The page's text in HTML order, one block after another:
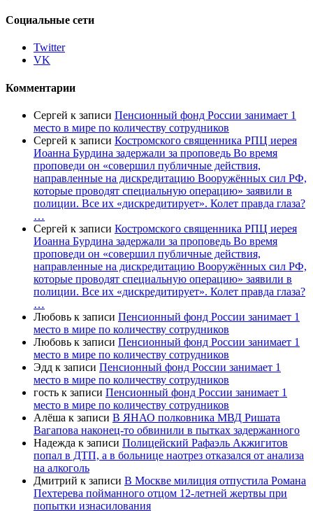
Социальные сети
Twitter
VK
Комментарии
Сергей к записи Пенсионный фонд России занимает 1
место в мире по количеству сотрудников
Сергей к записи Костромского священника РПЦ иерея
Иоанна Бурдина задержали за проповедь Во время
проповеди он «совершил публичные действия,
направленные на дискредитацию Вооружённых сил РФ,
которые проводят специальную операцию» заявили в
полиции. Все их «дискредитирует». Колет правда глаза?
…
Сергей к записи Костромского священника РПЦ иерея
Иоанна Бурдина задержали за проповедь Во время
проповеди он «совершил публичные действия,
направленные на дискредитацию Вооружённых сил РФ,
которые проводят специальную операцию» заявили в
полиции. Все их «дискредитирует». Колет правда глаза?
…
Любовь к записи Пенсионный фонд России занимает 1
место в мире по количеству сотрудников
Любовь к записи Пенсионный фонд России занимает 1
место в мире по количеству сотрудников
Эдд к записи Пенсионный фонд России занимает 1
место в мире по количеству сотрудников
гость к записи Пенсионный фонд России занимает 1
место в мире по количеству сотрудников
Алёша к записи В ЯНАО полковника МВД Ришата
Вагапова наконец-то обвинили в пытках задержанного
Надежда к записи Полицейский Рафаэль Акжигитов
попал в ДТП, а в больнице наотрез отказался от анализа
на алкоголь
Дмитрий к записи В Москве милиция отпустила Романа
Пехтерева пойманного отцом 12-летней жертвы при
попытки изнасилования